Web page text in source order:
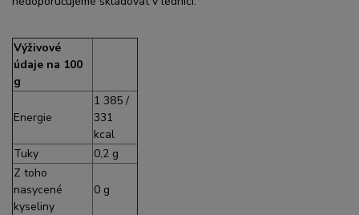
Výživové
údaje na 100
g
Energie
1 385 /
331
kcal
Tuky
0,2 g
Z toho
nasycené
kyseliny
0 g